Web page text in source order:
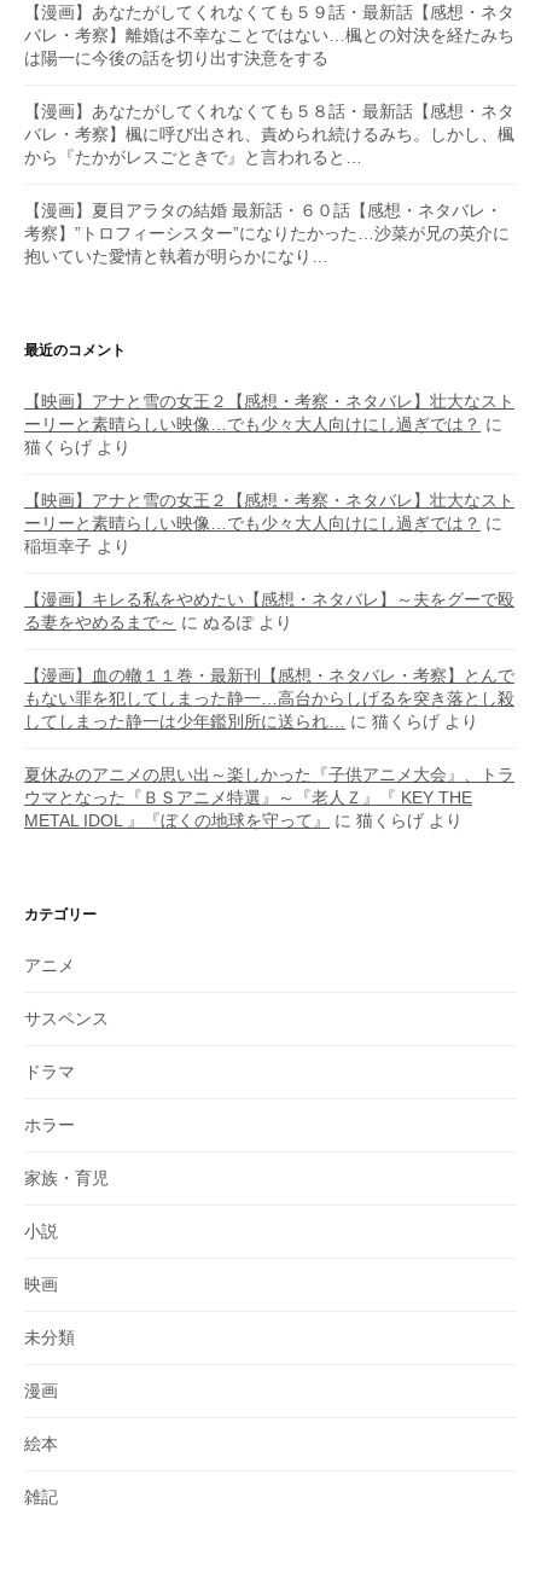
【漫画】あなたがしてくれなくても５９話・最新話【感想・ネタ
バレ・考察】離婚は不幸なことではない…楓との対決を経たみち
は陽一に今後の話を切り出す決意をする
【漫画】あなたがしてくれなくても５８話・最新話【感想・ネタ
バレ・考察】楓に呼び出され、責められ続けるみち。しかし、楓
から『たかがレスごときで』と言われると…
【漫画】夏目アラタの結婚 最新話・６０話【感想・ネタバレ・
考察】”トロフィーシスター”になりたかった…沙菜が兄の英介に
抱いていた愛情と執着が明らかになり…
最近のコメント
【映画】アナと雪の女王２【感想・考察・ネタバレ】壮大なスト
ーリーと素晴らしい映像…でも少々大人向けにし過ぎでは？ に
猫くらげ より
【映画】アナと雪の女王２【感想・考察・ネタバレ】壮大なスト
ーリーと素晴らしい映像…でも少々大人向けにし過ぎでは？ に
稲垣幸子 より
【漫画】キレる私をやめたい【感想・ネタバレ】～夫をグーで殴
る妻をやめるまで～ に ぬるぽより
【漫画】血の轍１１巻・最新刊【感想・ネタバレ・考察】とんで
もない罪を犯してしまった静一…高台からしげるを突き落とし殺
してしまった静一は少年鑑別所に送られ…
に 猫くらげ より
夏休みのアニメの思い出～楽しかった『子供アニメ大会』、トラ
ウマとなった『ＢＳアニメ特選』～『老人Ｚ』『 KEY THE
METAL IDOL 』『ぼくの地球を守って』
に 猫くらげ より
カテゴリー
アニメ
サスペンス
ドラマ
ホラー
家族・育児
小説
映画
未分類
漫画
絵本
雑記